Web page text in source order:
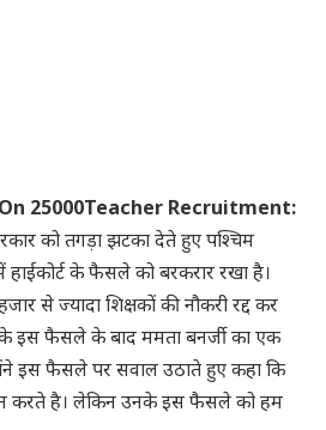
25000Teacher Recruitment:
को तगड़ा झटका देते हुए पश्चिम
हाईकोर्ट के फैसले को बरकरार रखा है।
से ज्यादा शिक्षकों की नौकरी रद्द कर
के इस फैसले के बाद ममता बनर्जी का एक
इस फैसले पर सवाल उठाते हुए कहा कि
करते है। लेकिन उनके इस फैसले को हम